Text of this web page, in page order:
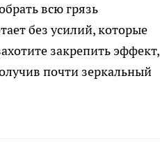
всю грязь
без усилий, которые
закрепить эффект,
почти зеркальный